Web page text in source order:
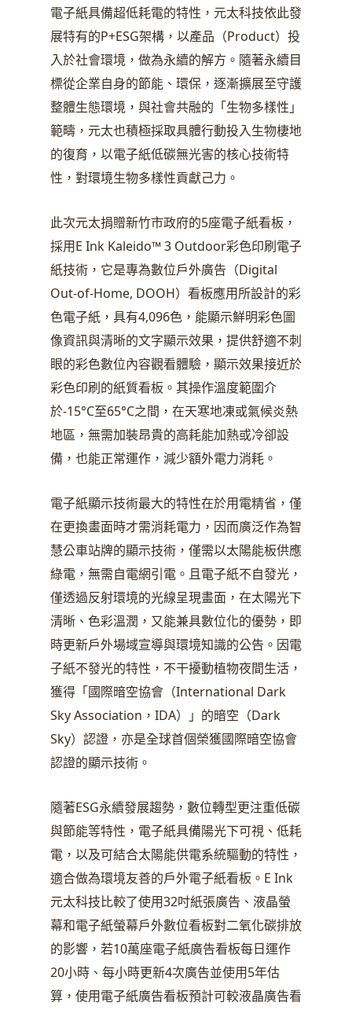
電子紙具備超低耗電的特性，元太科技依此發
展特有的P+ESG架構，以產品（Product）投
入於社會環境，做為永續的解方。隨著永續目
標從企業自身的節能、環保，逐漸擴展至守護
整體生態環境，與社會共融的「生物多樣性」
範疇，元太也積極採取具體行動投入生物棲地
的復育，以電子紙低碳無光害的核心技術特
性，對環境生物多樣性貢獻己力。
此次元太捐贈新竹市政府的5座電子紙看板，
採用E Ink Kaleido™ 3 Outdoor彩色印刷電子
紙技術，它是專為數位戶外廣告（Digital
Out-of-Home, DOOH）看板應用所設計的彩
色電子紙，具有4,096色，能顯示鮮明彩色圖
像資訊與清晰的文字顯示效果，提供舒適不刺
眼的彩色數位內容觀看體驗，顯示效果接近於
彩色印刷的紙質看板。其操作溫度範圍介
於-15°C至65°C之間，在天寒地凍或氣候炎熱
地區，無需加裝昂貴的高耗能加熱或冷卻設
備，也能正常運作，減少額外電力消耗。
電子紙顯示技術最大的特性在於用電精省，僅
在更換畫面時才需消耗電力，因而廣泛作為智
慧公車站牌的顯示技術，僅需以太陽能板供應
綠電，無需自電網引電。且電子紙不自發光，
僅透過反射環境的光線呈現畫面，在太陽光下
清晰、色彩溫潤，又能兼具數位化的優勢，即
時更新戶外場域宣導與環境知識的公告。因電
子紙不發光的特性，不干擾動植物夜間生活，
獲得「國際暗空協會（International Dark
Sky Association，IDA）」的暗空（Dark
Sky）認證，亦是全球首個榮獲國際暗空協會
認證的顯示技術。
隨著ESG永續發展趨勢，數位轉型更注重低碳
與節能等特性，電子紙具備陽光下可視、低耗
電，以及可結合太陽能供電系統驅動的特性，
適合做為環境友善的戶外電子紙看板。E Ink
元太科技比較了使用32吋紙張廣告、液晶螢
幕和電子紙螢幕戶外數位看板對二氧化碳排放
的影響，若10萬座電子紙廣告看板每日運作
20小時、每小時更新4次廣告並使用5年估
算，使用電子紙廣告看板預計可較液晶廣告看